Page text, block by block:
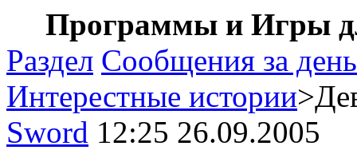
Программы и Игры
Раздел Сообщения за день
Интерестные истории
Sword 12:25 26.09.2005